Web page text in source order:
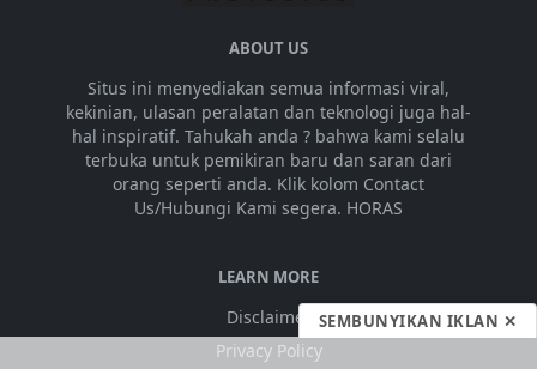
ABOUT US
Situs ini menyediakan semua informasi viral,
kekinian, ulasan peralatan dan teknologi juga hal-
hal inspiratif. Tahukah anda ? bahwa kami selalu
terbuka untuk pemikiran baru dan saran dari
orang seperti anda. Klik kolom Contact
Us/Hubungi Kami segera. HORAS
LEARN MORE
Disclaimer
Privacy Policy
SEMBUNYIKAN IKLAN ✕